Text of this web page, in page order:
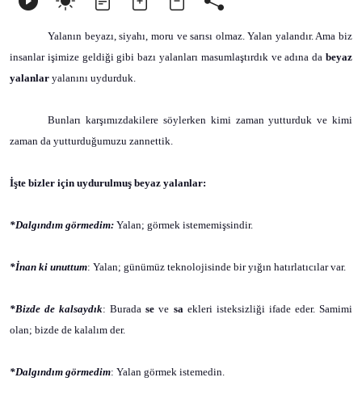
Yalanın beyazı, siyahı, moru ve sarısı olmaz. Yalan yalandır. Ama biz
insanlar işimize geldiği gibi bazı yalanları masumlaştırdık ve adına da beyaz
yalanlar yalanını uydurduk.
Bunları karşımızdakilere söylerken kimi zaman yutturduk ve kimi
zaman da yutturduğumuzu zannettik.
İşte bizler için uydurulmuş beyaz yalanlar:
*Dalgındım görmedim: Yalan; görmek istememişsindir.
*İnan ki unuttum: Yalan; günümüz teknolojisinde bir yığın hatırlatıcılar var.
*Bizde de kalsaydık: Buradase ve saekleri isteksizliği ifade eder. Samimi
olan; bizde de kalalım der.
*Dalgındım görmedim: Yalan görmek istemedin.